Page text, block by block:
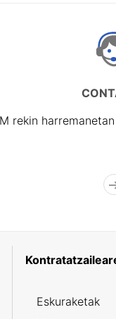
rekin
Eskuraketak